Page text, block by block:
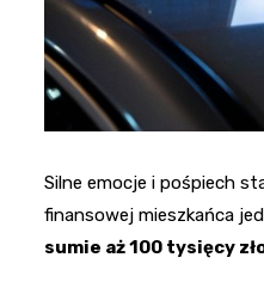
Silne emocje i pośpiech
finansowej mieszkańca
sumie aż 100 tysięcy